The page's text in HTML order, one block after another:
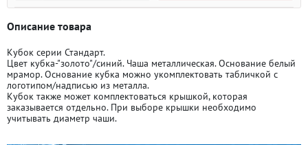
Описание товара
Кубок серии Стандарт.
Цвет кубка-"золото"/синий. Чаша металлическая. Основание белый
мрамор. Основание кубка можно укомплектовать табличкой с
логотипом/надписью из металла.
Кубок также может комплектоваться крышкой, которая
заказывается отдельно. При выборе крышки необходимо
учитывать диаметр чаши.